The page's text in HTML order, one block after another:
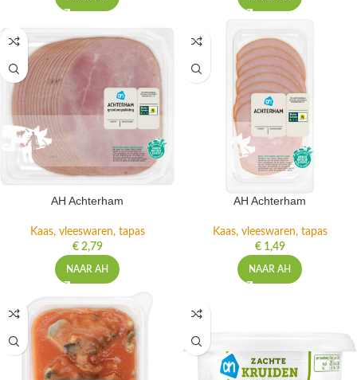
AH Achterham
Kaas, vleeswaren, tapas
€2,79
NAAR AH
AH Achterham
Kaas, vleeswaren, tapas
€1,49
NAAR AH